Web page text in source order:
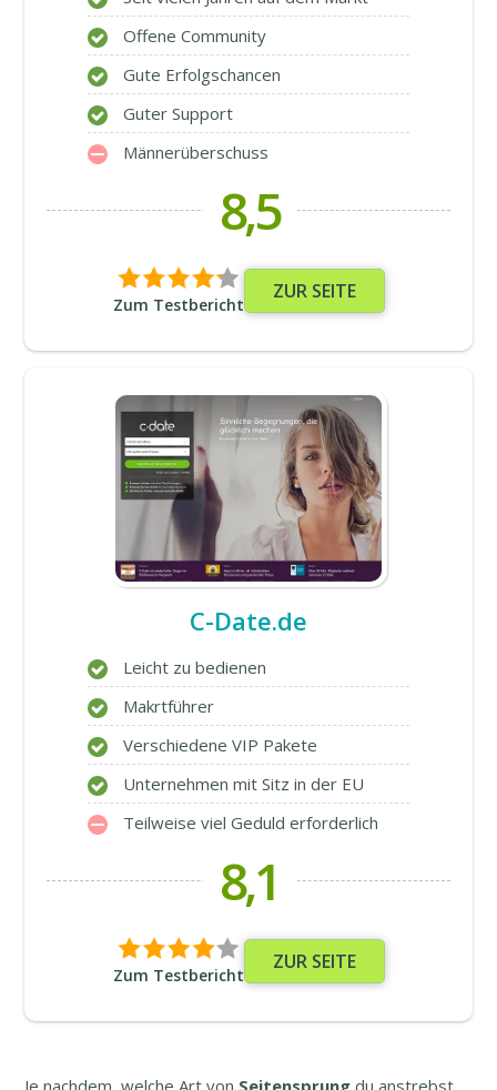
Offene Community
Gute Erfolgschancen
Guter Support
Männerüberschuss
8,5
Zum Testbericht
ZUR SEITE
C-Date.de
Leicht zu bedienen
Makrtführer
Verschiedene VIP Pakete
Unternehmen mit Sitz in der EU
Teilweise viel Geduld erforderlich
8,1
Zum Testbericht
ZUR SEITE